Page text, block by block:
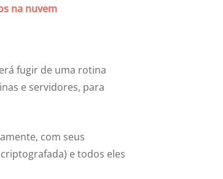
na nuvem
fugir de uma rotina
e servidores, para
com seus
e todos eles